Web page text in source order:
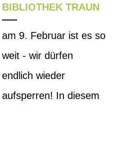
BIBLIOTHEK TRAUN
am 9. Februar ist es so
weit - wir dürfen
endlich wieder
aufsperren! In diesem